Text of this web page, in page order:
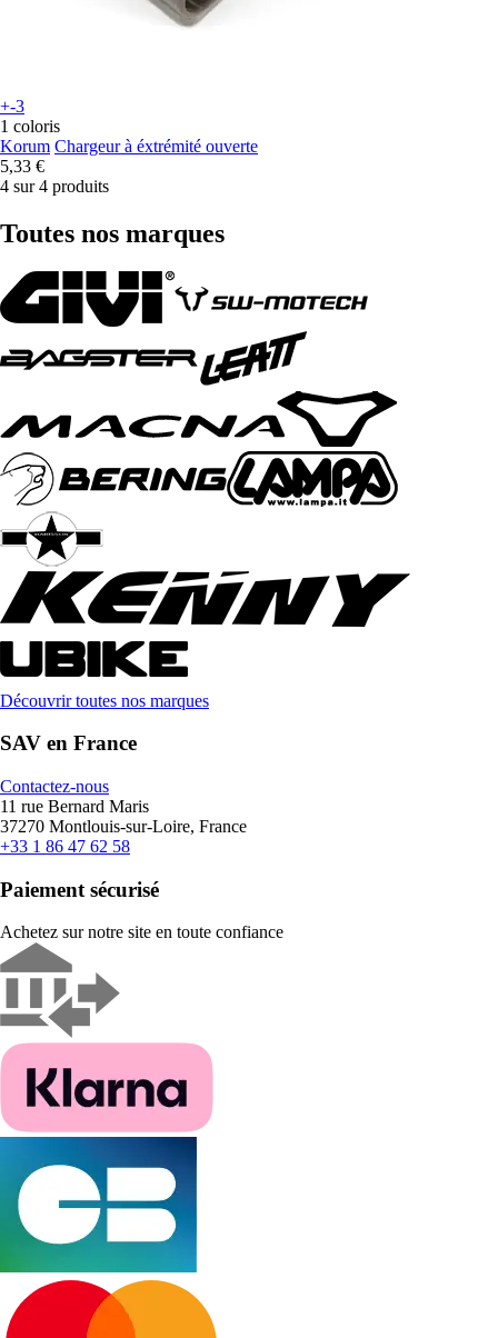
+-3
1 coloris
Korum Chargeur à éxtrémité ouverte
5,33 €
4 sur 4 produits
Toutes nos marques
Découvrir toutes nos marques
SAV en France
Contactez-nous
11 rue Bernard Maris
37270 Montlouis-sur-Loire, France
+33 1 86 47 62 58
Paiement sécurisé
Achetez sur notre site en toute confiance